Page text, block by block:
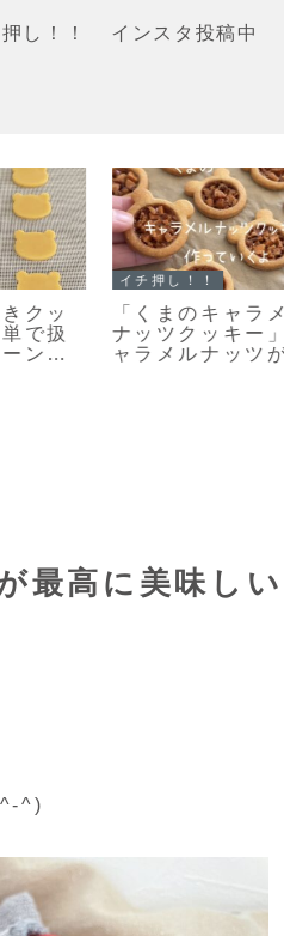
し！！ インスタ投稿中
ン
のスコーン」
リームを使った
りふわっとな
マフィン
「濃厚
ラマフ
て美味
最高に美味し
^)